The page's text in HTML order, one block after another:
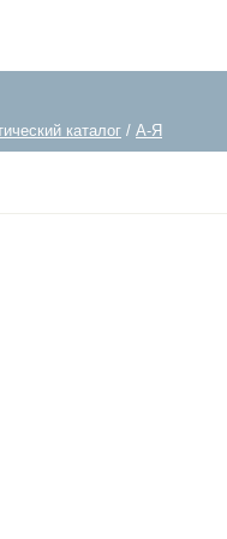
каталог / А-Я